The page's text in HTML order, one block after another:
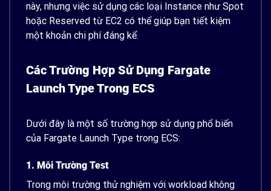
này, nhưng việc sử dụng các loại Instance như Spot
hoặc Reserved từ EC2 có thể giúp bạn tiết kiệm
một khoản chi phí đáng kể.
Các Trường Hợp Sử Dụng Fargate
Launch Type Trong ECS
Dưới đây là một số trường hợp sử dụng phổ biến
của Fargate Launch Type trong ECS:
1. Môi Trường Test
Trong môi trường thử nghiệm với workload không